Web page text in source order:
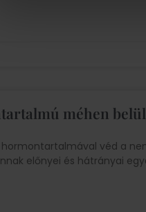
méhen
véd a
előnyei és hátrányai